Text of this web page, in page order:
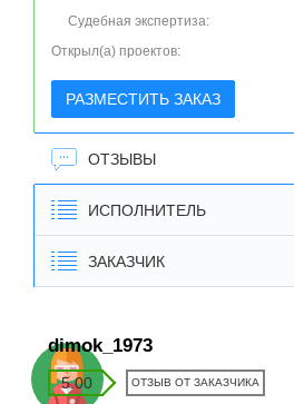
Судебная экспертиза:
Открыл(а) проектов:
РАЗМЕСТИТЬ ЗАКАЗ
ОТЗЫВЫ
ИСПОЛНИТЕЛЬ
ЗАКАЗЧИК
dimok_1973
5.00 ОТЗЫВ ОТ ЗАКАЗЧИКА